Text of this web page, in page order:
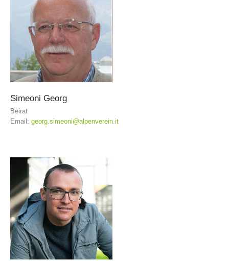
Ausbildung
Simeoni Georg
Beirat
Email: georg.simeoni@alpenverein.it